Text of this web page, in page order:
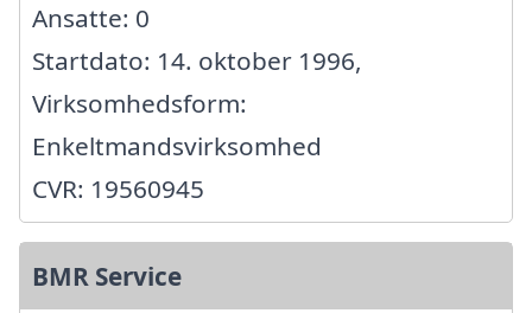
Ansatte: 0
Startdato: 14. oktober 1996,
Virksomhedsform:
Enkeltmandsvirksomhed
CVR: 19560945
BMR Service